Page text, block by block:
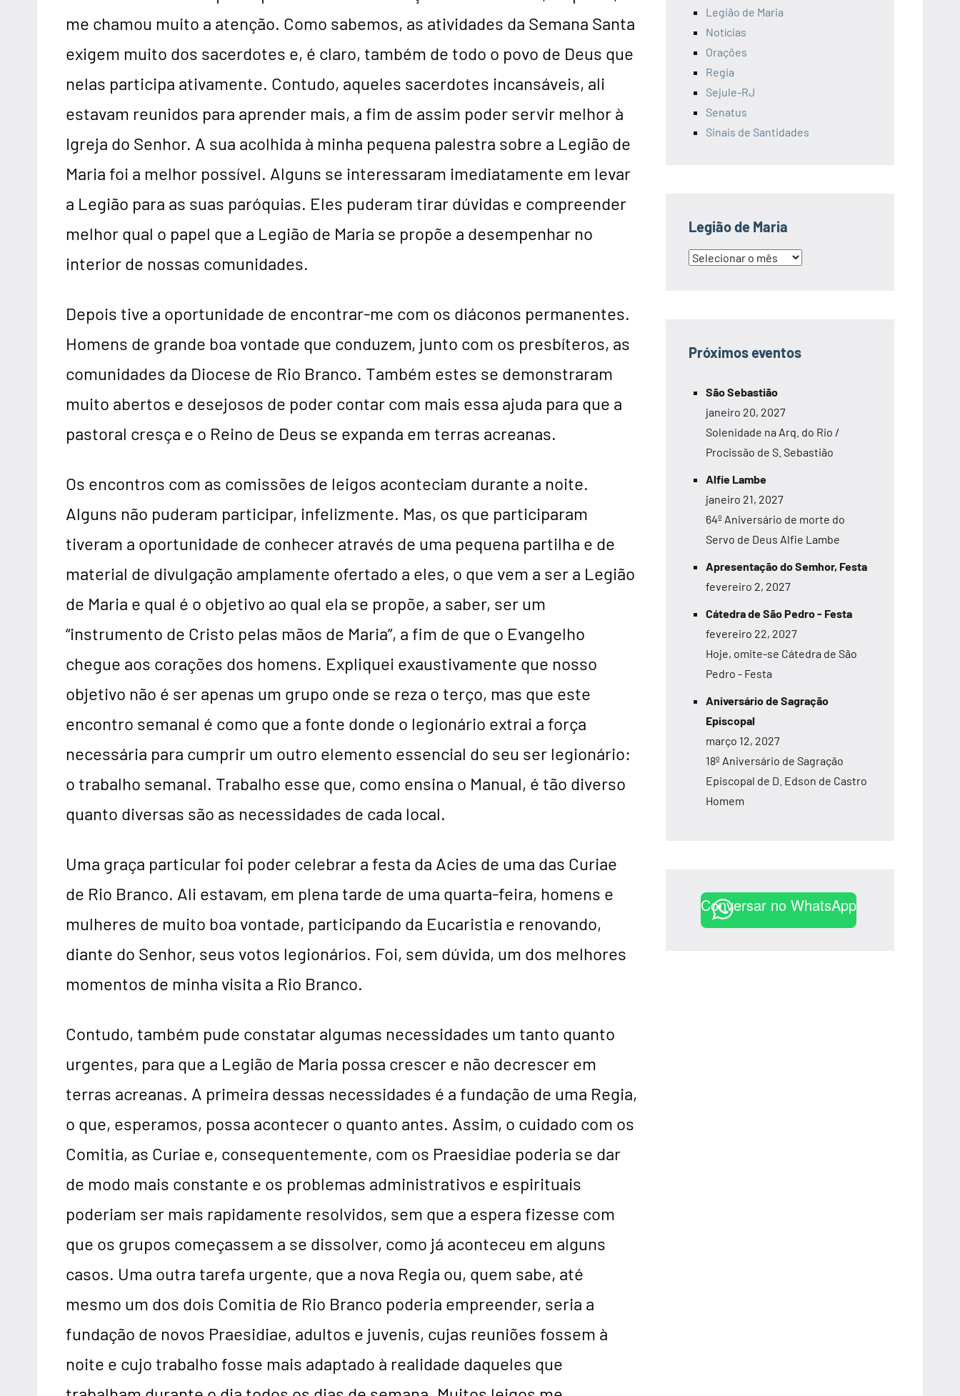
me chamou muito a atenção. Como sabemos, as atividades da Semana Santa
exigem muito dos sacerdotes e, é claro, também de todo o povo de Deus que
nelas participa ativamente. Contudo, aqueles sacerdotes incansáveis, ali
estavam reunidos para aprender mais, a fim de assim poder servir melhor à
Igreja do Senhor. A sua acolhida à minha pequena palestra sobre a Legião de
Maria foi a melhor possível. Alguns se interessaram imediatamente em levar
a Legião para as suas paróquias. Eles puderam tirar dúvidas e compreender
melhor qual o papel que a Legião de Maria se propõe a desempenhar no
interior de nossas comunidades.
Depois tive a oportunidade de encontrar-me com os diáconos permanentes.
Homens de grande boa vontade que conduzem, junto com os presbíteros, as
comunidades da Diocese de Rio Branco. Também estes se demonstraram
muito abertos e desejosos de poder contar com mais essa ajuda para que a
pastoral cresça e o Reino de Deus se expanda em terras acreanas.
Os encontros com as comissões de leigos aconteciam durante a noite.
Alguns não puderam participar, infelizmente. Mas, os que participaram
tiveram a oportunidade de conhecer através de uma pequena partilha e de
material de divulgação amplamente ofertado a eles, o que vem a ser a Legião
de Maria e qual é o objetivo ao qual ela se propõe, a saber, ser um
“instrumento de Cristo pelas mãos de Maria”, a fim de que o Evangelho
chegue aos corações dos homens. Expliquei exaustivamente que nosso
objetivo não é ser apenas um grupo onde se reza o terço, mas que este
encontro semanal é como que a fonte donde o legionário extrai a força
necessária para cumprir um outro elemento essencial do seu ser legionário:
o trabalho semanal. Trabalho esse que, como ensina o Manual, é tão diverso
quanto diversas são as necessidades de cada local.
Uma graça particular foi poder celebrar a festa da Acies de uma das Curiae
de Rio Branco. Ali estavam, em plena tarde de uma quarta-feira, homens e
mulheres de muito boa vontade, participando da Eucaristia e renovando,
diante do Senhor, seus votos legionários. Foi, sem dúvida, um dos melhores
momentos de minha visita a Rio Branco.
Contudo, também pude constatar algumas necessidades um tanto quanto
urgentes, para que a Legião de Maria possa crescer e não decrescer em
terras acreanas. A primeira dessas necessidades é a fundação de uma Regia,
o que, esperamos, possa acontecer o quanto antes. Assim, o cuidado com os
Comitia, as Curiae e, consequentemente, com os Praesidiae poderia se dar
de modo mais constante e os problemas administrativos e espirituais
poderiam ser mais rapidamente resolvidos, sem que a espera fizesse com
que os grupos começassem a se dissolver, como já aconteceu em alguns
casos. Uma outra tarefa urgente, que a nova Regia ou, quem sabe, até
mesmo um dos dois Comitia de Rio Branco poderia empreender, seria a
fundação de novos Praesidiae, adultos e juvenis, cujas reuniões fossem à
noite e cujo trabalho fosse mais adaptado à realidade daqueles que
Legião de Maria
Notícias
Orações
Regia
Sejule-RJ
Senatus
Sinais de Santidades
Legião de Maria
Legião
Próximos eventos
São Sebastião
janeiro 20, 2027
Solenidade na Arq. do Rio /
Procissão de S. Sebastião
Alfie Lambe
janeiro 21, 2027
64º Aniversário de morte do
Servo de Deus Alfie Lambe
Apresentação do Semhor, Festa
fevereiro 2, 2027
Cátedra de São Pedro - Festa
fevereiro 22, 2027
Hoje, omite-se Cátedra de São
Pedro - Festa
Aniversário de Sagração
Episcopal
março 12, 2027
18º Aniversário de Sagração
Episcopal de D. Edson de Castro
Homem
Conversar no WhatsApp